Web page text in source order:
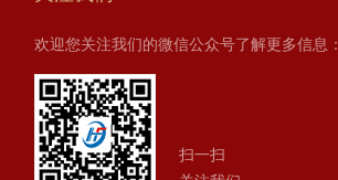
欢迎您关注我们的微信公众号了解更多信息：
扫一扫